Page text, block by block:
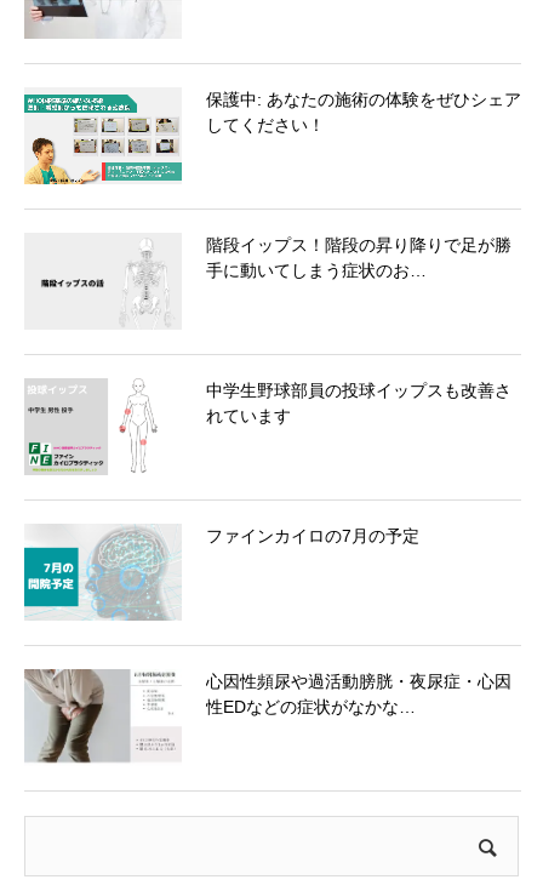
保護中: あなたの施術の体験をぜひシェア
してください！
階段イップス！階段の昇り降りで足が勝
手に動いてしまう症状のお…
中学生野球部員の投球イップスも改善さ
れています
ファインカイロの7月の予定
心因性頻尿や過活動膀胱・夜尿症・心因
性EDなどの症状がなかな…